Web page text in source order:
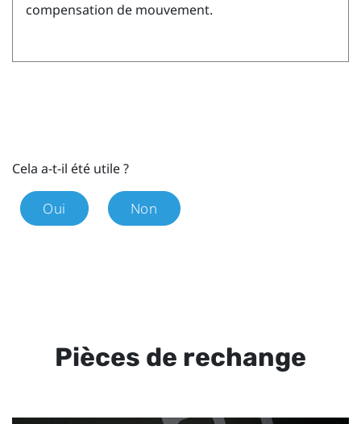
compensation de mouvement.
Cela a-t-il été utile ?
Oui Non
Pièces de rechange